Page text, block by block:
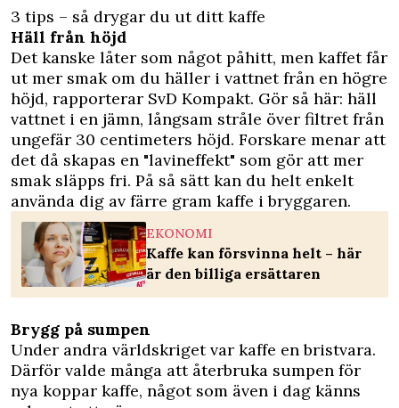
3 tips – så drygar du ut ditt kaffe
Häll från höjd
Det kanske låter som något påhitt, men kaffet får
ut mer smak om du häller i vattnet från en högre
höjd, rapporterar SvD Kompakt. Gör så här: häll
vattnet i en jämn, långsam stråle över filtret från
ungefär 30 centimeters höjd. Forskare menar att
det då skapas en "lavineffekt" som gör att mer
smak släpps fri. På så sätt kan du helt enkelt
använda dig av färre gram kaffe i bryggaren.
EKONOMI
Kaffe kan försvinna helt – här
är den billiga ersättaren
Brygg på sumpen
Under andra världskriget var kaffe en bristvara.
Därför valde många att återbruka sumpen för
nya koppar kaffe, något som även i dag känns